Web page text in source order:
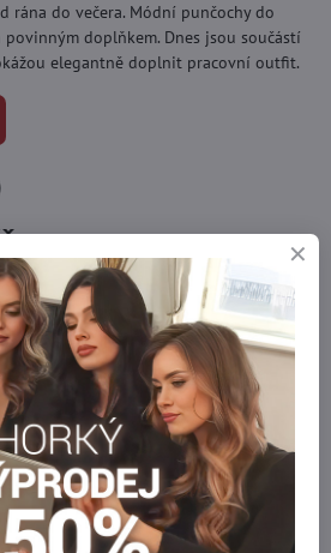
rána do večera. Módní punčochy do
doplňkem. Dnes jsou součástí
elegantně doplnit pracovní outfit.